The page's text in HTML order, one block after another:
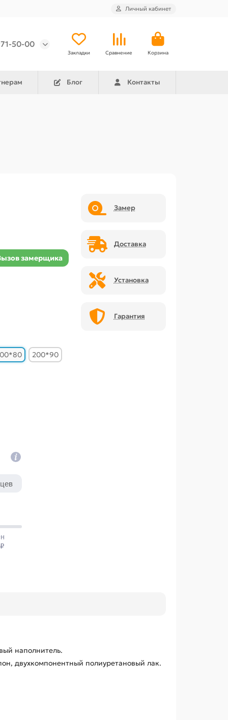
Личный кабинет
50-00
Закладки Сравнение Корзина
Блог Контакты
замерщика
200*90
Замер
Доставка
Установка
Гарантия
наполнитель.
двухкомпонентный полиуретановый лак.